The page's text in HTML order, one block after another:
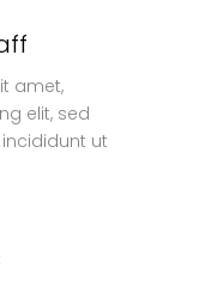
amet,
elit, sed
ut